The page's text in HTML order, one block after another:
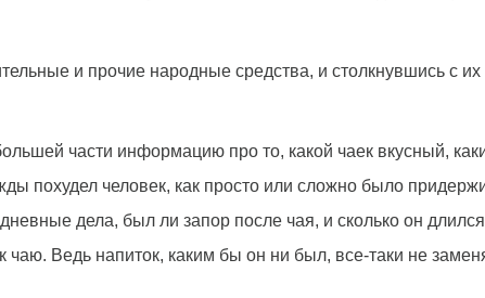
и прочие народные средства, и столкнувшись с
части информацию про то, какой чаек вкусный,
похудел человек, как просто или сложно было
дела, был ли запор после чая, и сколько он
Ведь напиток, каким бы он ни был, все-таки не